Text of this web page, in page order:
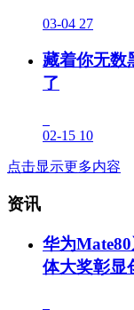
03-04 27
藏着你无数
了
02-15 10
点击显示更多内容
资讯
华为
体大奖彰显